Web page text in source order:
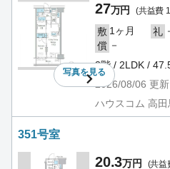
写真を見る
27万円 (共益費
敷 1ヶ月 礼
償 －
3階 / 2LDK /
2026/08/06 更新
ハウスコム 高田
351号室
20.3万円 (共益